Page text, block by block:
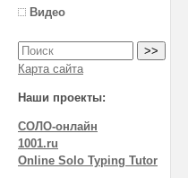
Видео
Карта сайта
Наши проекты:
СОЛО-онлайн
1001.ru
Online Solo Typing Tutor